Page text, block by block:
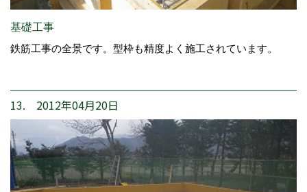
基礎工事
鉄筋工事の全景です。型枠も精度よく施工されています。
13. 2012年04月20日